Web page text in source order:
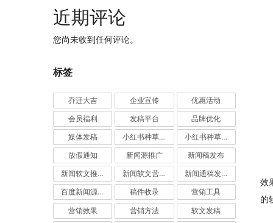
效
的
近期评论
您尚未收到任何评论。
标签
乔迁大吉 企业宣传 优惠活动
会员福利 发稿平台 品牌优化
媒体发稿 小红书种草推广 小红书种草营销
放假通知 新闻源推广 新闻稿发布
新闻软文推广发稿 新闻软文营销推广 新闻通稿发布推广
百度新闻源发布 稿件收录 营销工具
营销效果 营销方法 软文发稿